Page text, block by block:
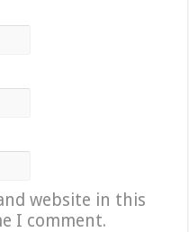
website in this
I comment.